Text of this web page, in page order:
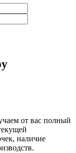
от вас полный
наличие